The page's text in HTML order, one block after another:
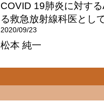
COVID 19肺炎に対す
る救急放射線科医とし
2020/09/23
松本 純一